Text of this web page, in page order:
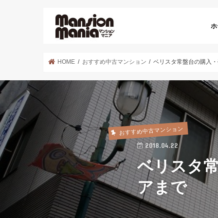
HOME おすすめ中古マンション ベリスタ常盤台の購入
おすすめ中古マンション
2018.04.22
ベリスタ
アまで